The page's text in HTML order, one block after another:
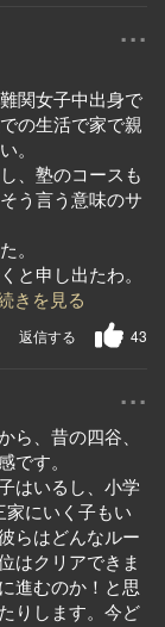
...
関女子中出身で
の生活で家で親
。
、塾のコースも
う言う意味のサ
。
と申し出たわ。
きを見る
43
返信する
...
ら、昔の四谷、
です。
はいるし、小学
にいく子もい
らはどんなルー
はクリアできま
進むのか！と思
りします。今ど